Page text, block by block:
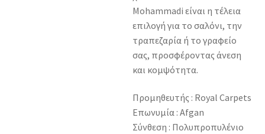
Mohammadi είναι η τέλεια
επιλογή για το σαλόνι, την
τραπεζαρία ή το γραφείο
σας, προσφέροντας άνεση
και κομψότητα.
Προμηθευτής : Royal Carpets
Επωνυμία : Afgan
Σύνθεση : Πολυπροπυλένιο